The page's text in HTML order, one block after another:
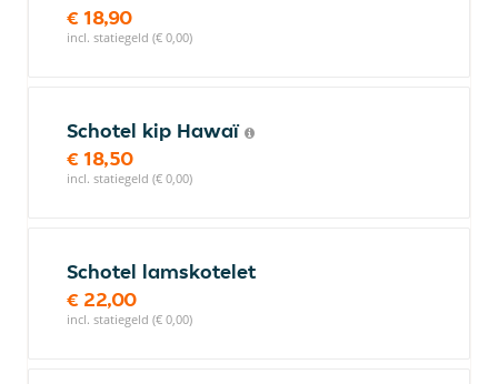
€ 18,90
incl. statiegeld (€ 0,00)
Schotel kip Hawaï
€ 18,50
incl. statiegeld (€ 0,00)
Schotel lamskotelet
€ 22,00
incl. statiegeld (€ 0,00)